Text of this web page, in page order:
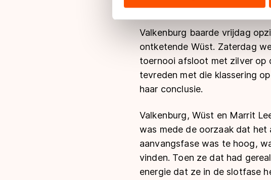
hun services. Sommige partners kunnen
adequaat beschermingsniveau geldt
Meer informatie vindt u in ons
Valkenburg baarde vrijdag
ontketende Wüst. Zaterdag
toernooi afsloot met zilver op
tevreden met die klassering
haar conclusie.
Valkenburg, Wüst en Marrit
was mede de oorzaak dat het
aanvangsfase was te hoog,
vinden. Toen ze dat had
energie dat ze in de slotfase